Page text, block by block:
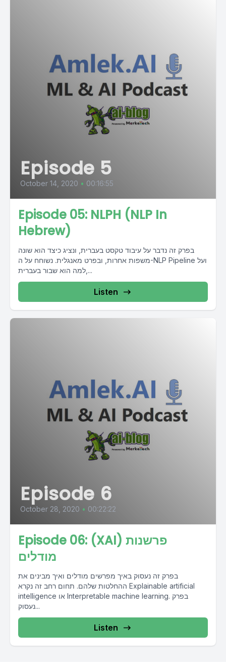
Episode 5
October 14, 2020 • 00:16:55
Episode 05: NLPH (NLP In
Hebrew)
בפרק זה נדבר על עיבוד טקסט בעברית, ונציג כיצד הוא שונה
משפות אחרות, ובפרט מאנגלית. נשוחח על ה-NLP Pipeline ועל
למה הוא שבור בעברית,...
Listen
Episode 6
October 28, 2020 • 00:22:22
Episode 06: (XAI) פרשנות
מודלים
בפרק זה נעסוק באיך מפרשים מודלים ואיך מבינים את
ההחלטות שלהם. תחום רחב זה נקרא Explainable artificial
intelligence או Interpretable machine learning. בפרק
נעסוק...
Listen